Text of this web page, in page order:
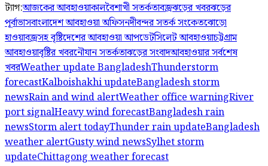
ট্যাগ:আজকের আবহাওয়াকালবৈশাখী সতর্কতাবজ্রঝড়ের খবরঝড়ের
পূর্বাভাসবাংলাদেশ আবহাওয়া অফিসনদীবন্দর সতর্ক সংকেতঝোড়ো
হাওয়াবজ্রসহ বৃষ্টিদেশের আবহাওয়া আপডেটসিলেট আবহাওয়াচট্টগ্রাম
আবহাওয়াবৃষ্টির খবরনৌযান সতর্কতাঝড়ের সংবাদআবহাওয়ার সর্বশেষ
খবরWeather update BangladeshThunderstorm
forecastKalboishakhi updateBangladesh storm
newsRain and wind alertWeather office warningRiver
port signalHeavy wind forecastBangladesh rain
newsStorm alert todayThunder rain updateBangladesh
weather alertGusty wind newsSylhet storm
updateChittagong weather forecast